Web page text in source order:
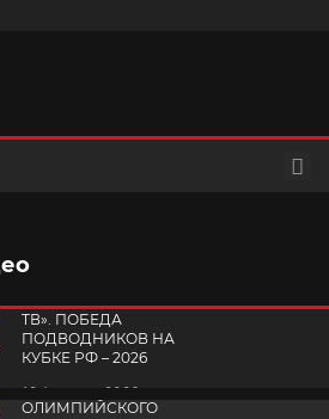
TВ». ПОБЕДА
ПОДВОДНИКОВ НА
КУБКЕ РФ – 2026
19 февраля 2026
СЕМИНАР
ОЛИМПИЙСКОГО